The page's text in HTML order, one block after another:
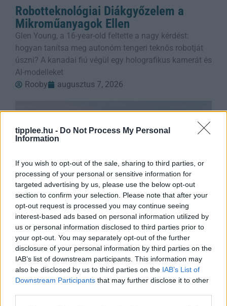
tipplee.hu - Do Not Process My Personal
Information
If you wish to opt-out of the sale, sharing to third parties, or
processing of your personal or sensitive information for
targeted advertising by us, please use the below opt-out
section to confirm your selection. Please note that after your
opt-out request is processed you may continue seeing
interest-based ads based on personal information utilized by
us or personal information disclosed to third parties prior to
your opt-out. You may separately opt-out of the further
disclosure of your personal information by third parties on the
IAB’s list of downstream participants. This information may
also be disclosed by us to third parties on the IAB’s List of
Downstream Participants that may further disclose it to other
Robotteknológiai Diákgyőzelem a
Mikroműanyagok Ellen
Glen Young, a 16-year-old feltette a nagy kérdést:
hogyan tanítsa meg autonóm tengeri teknős robotját
úszni? A kanadai fiú végül egy holografikus kamerát és
AI-modelleket
Rooby
augusztus 7, 2026
Elnöki Hatalomvége: Alkotmányos
Fordulat Magyarországon
Magyarország elnöke, Sulyok Tamás aláírta az
alkotmánymódosítást, amely azonnal megszünteti
hivatali idejét – ez fordulópontot jelent a magyar